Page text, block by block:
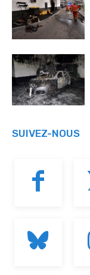
SUIVEZ-NOUS